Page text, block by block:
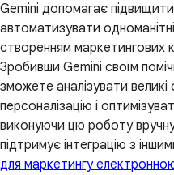
Gemini допомагає
автоматизувати
створенням маркетингових
Зробивши Gemini своїм
зможете аналізувати
персоналізацію і
виконуючи цю роботу
підтримує інтеграцію з
для маркетингу